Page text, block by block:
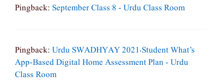
Pingback: September Class 8 - Urdu Class Room
Pingback: Urdu SWADHYAY 2021،Student What’s
App-Based Digital Home Assessment Plan - Urdu
Class Room